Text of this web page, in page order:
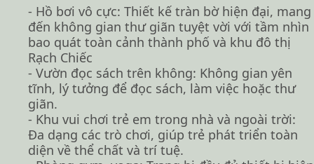
- Hồ bơi vô cực: Thiết kế tràn bờ hiện đại, mang
đến không gian thư giãn tuyệt vời với tầm nhìn
bao quát toàn cảnh thành phố và khu đô thị
Rạch Chiếc
- Vườn đọc sách trên không: Không gian yên
tĩnh, lý tưởng để đọc sách, làm việc hoặc thư
giãn.
- Khu vui chơi trẻ em trong nhà và ngoài trời:
Đa dạng các trò chơi, giúp trẻ phát triển toàn
diện về thể chất và trí tuệ.